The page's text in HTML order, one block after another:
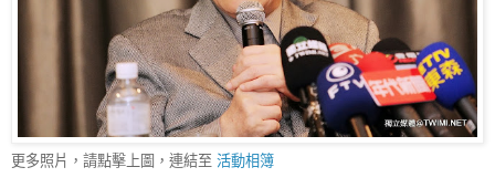
更多照片，請點擊上圖，連結至 活動相簿